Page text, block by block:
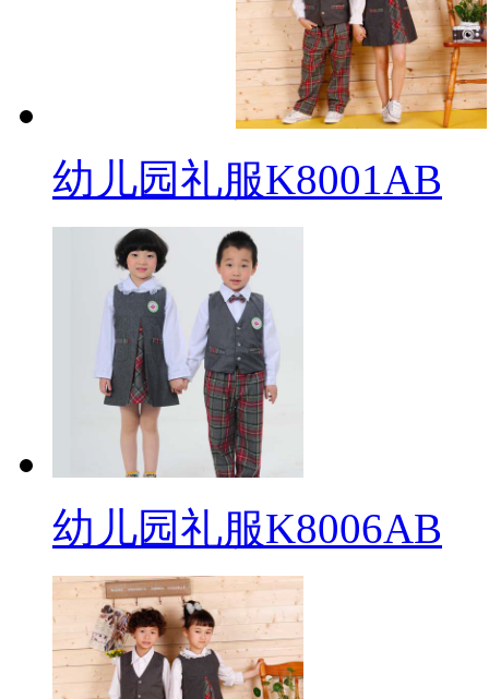
幼儿园礼服K8001AB
幼儿园礼服K8006AB